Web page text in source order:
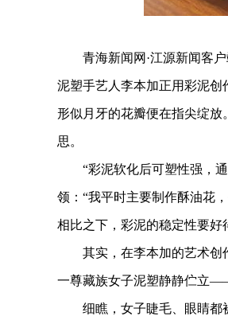
青海新闻网·江源新闻客户
泥塑手艺人李本加正用彩泥创
形似月牙的花瓣便在指尖绽
思。
“彩泥软化后可塑性强，通
领：“我平时主要制作酥油花
相比之下，彩泥的稳定性要好
其实，在李本加的艺术创作
一尊藏族女子泥塑静静伫立
细瞧，女子睫毛、眼睛都被